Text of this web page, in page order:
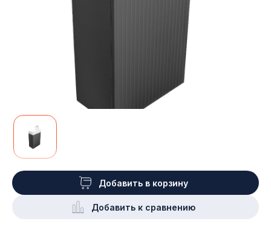
Добавить в корзину
Добавить к сравнению